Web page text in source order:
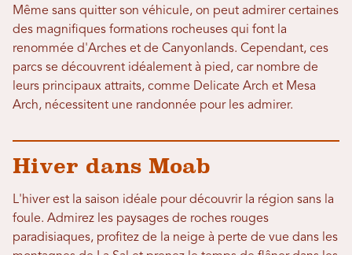
Même sans quitter son véhicule, on peut admirer certaines
des magnifiques formations rocheuses qui font la
renommée d'Arches et de Canyonlands. Cependant, ces
parcs se découvrent idéalement à pied, car nombre de
leurs principaux attraits, comme Delicate Arch et Mesa
Arch, nécessitent une randonnée pour les admirer.
Hiver dans Moab
L'hiver est la saison idéale pour découvrir la région sans la
foule. Admirez les paysages de roches rouges
paradisiaques, profitez de la neige à perte de vue dans les